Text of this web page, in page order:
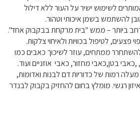
לשימוש ישיר על העור ללא דילול
להשתמש בשמן איכותי וטהור.
רחב ביותר – ממש "בית מרקחת בבקבוק אחד".
פצעים, לטיפול בכוויות ולאיחוי צלקות.
ממתחים, עוזר לשיכוך כאבים כמו
בטן,כאבי מחזור, כאבי אוזניים ועוד.
רמות של כדוריות דם לבנות ואדומות,
רגשי. מומלץ בחום להחזיק בקבוק לבנדר